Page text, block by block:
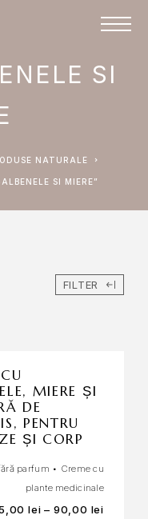
SI
NATURALE
SI MIERE”
FILTER
MIERE ȘI
DE
PENTRU
ȘI CORP
parfum • Creme cu
plante medicinale
lei – 90,00 lei